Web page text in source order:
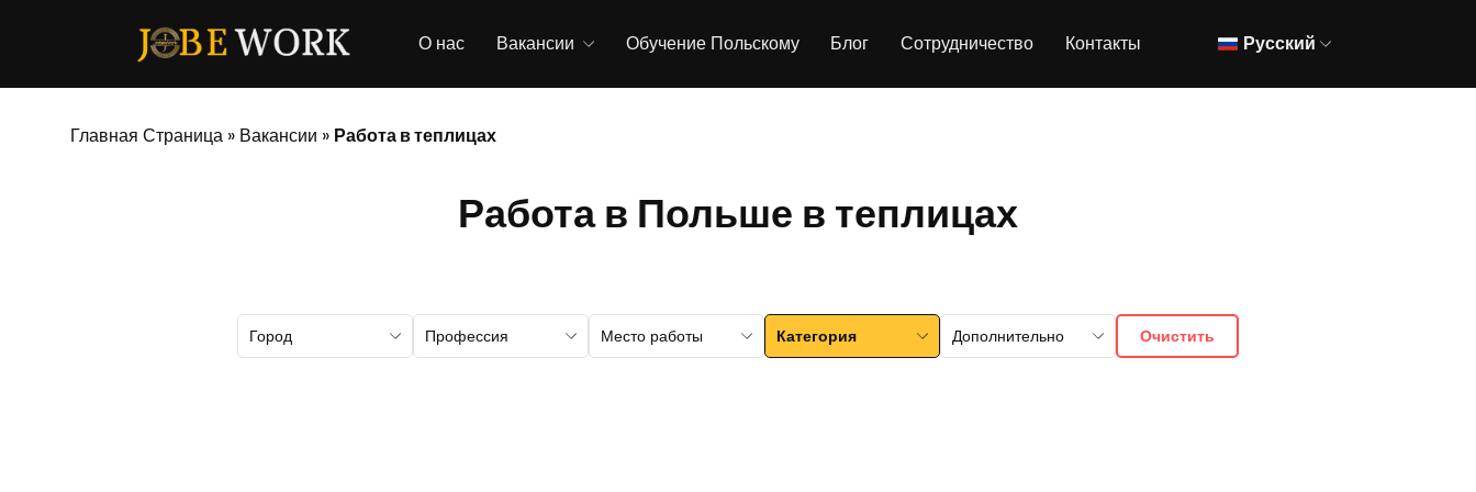
О нас Вакансии Обучение Польскому Блог Сотрудничество Контакты Русский
Главная Страница » Вакансии » Работа в теплицах
Работа в Польше в теплицах
Город Профессия Место работы Категория Дополнительно Очистить